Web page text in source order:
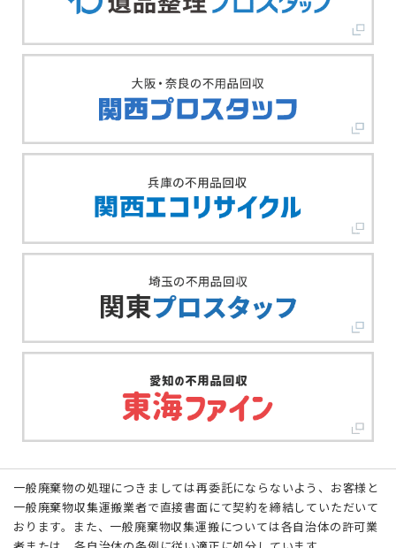
一般廃棄物の処理につきましては再委託にならないよう、お客様と
一般廃棄物収集運搬業者で直接書面にて契約を締結していただいて
おります。また、一般廃棄物収集運搬については各自治体の許可業